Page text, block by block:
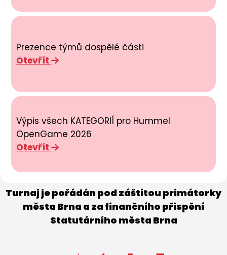
Prezence týmů dospělé části
Otevřít
Výpis všech KATEGORIÍ pro Hummel
OpenGame 2026
Otevřít
Turnaj je pořádán pod záštitou primátorky
města Brna a za finančního přispění
Statutárního města Brna